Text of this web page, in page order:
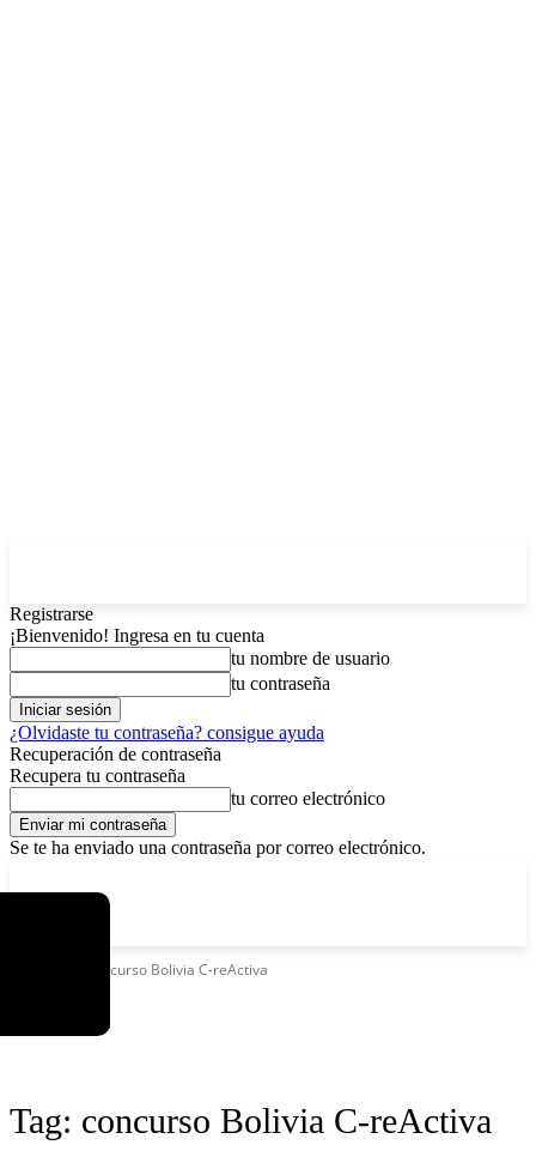
Registrarse
¡Bienvenido! Ingresa en tu cuenta
tu nombre de usuario
tu contraseña
¿Olvidaste tu contraseña? consigue ayuda
Recuperación de contraseña
Recupera tu contraseña
tu correo electrónico
Se te ha enviado una contraseña por correo electrónico.
Concurso Bolivia C-reActiva
Tag: concurso Bolivia C-reActiva